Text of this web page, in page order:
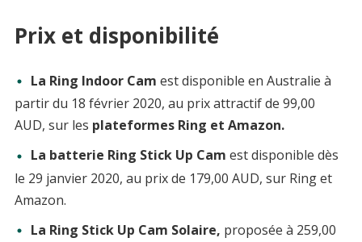
Prix et disponibilité
La Ring Indoor Cam est disponible en Australie à
partir du 18 février 2020, au prix attractif de 99,00
AUD, sur les plateformes Ring et Amazon.
La batterie Ring Stick Up Cam est disponible dès
le 29 janvier 2020, au prix de 179,00 AUD, sur Ring et
Amazon.
La Ring Stick Up Cam Solaire, proposée à 259,00